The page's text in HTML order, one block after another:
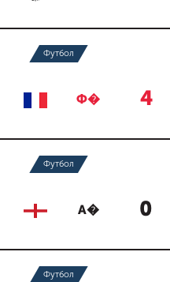
Футбол
Ф� 4
Футбол
А� 0
Футбол